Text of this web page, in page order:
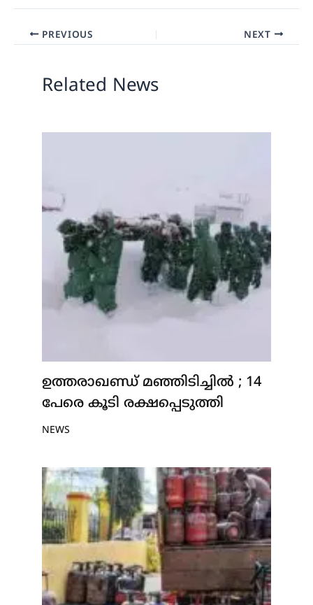
PREVIOUS NEXT
Related News
ഉത്തരാഖണ്ഡ് മഞ്ഞിടിച്ചിൽ ; 14
പേരെ കൂടി രക്ഷപ്പെടുത്തി
NEWS